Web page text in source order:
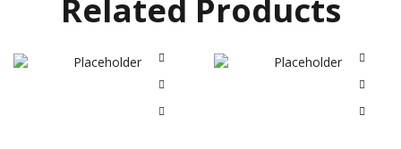
Related Products